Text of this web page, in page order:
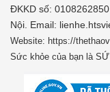
ĐKKD số:
Nội. Email:
Website: https://
Sức khỏe của bạn là